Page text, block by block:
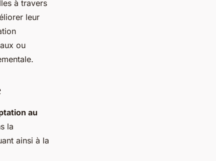
à travers
leur
ou
au
la
ainsi à la